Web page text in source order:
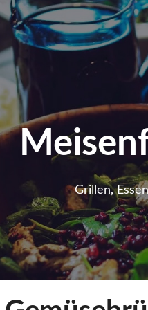
Grillen,